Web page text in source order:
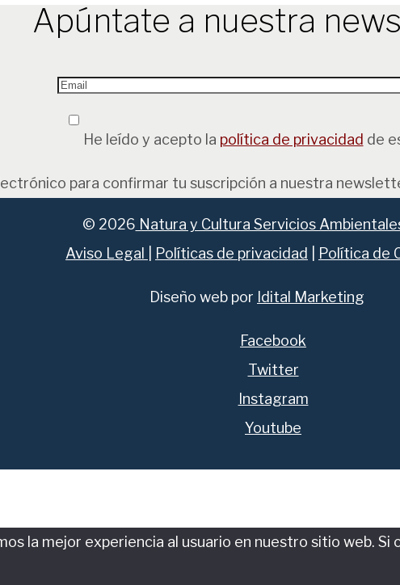
Apúntate a nuestra
He leído y acepto la política de privacidad de
para confirmar tu suscripción a nuestra
© 2026 Natura y Cultura Servicios
Aviso Legal
Políticas de privacidad Política de
Diseño web por Idital Marketing
Facebook
Twitter
Instagram
Youtube
la mejor experiencia al usuario en nuestro sitio web.